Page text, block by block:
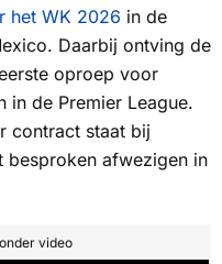
het WK 2026 in de
Daarbij ontving de
oproep voor
in de Premier League.
contract staat bij
besproken afwezigen in
video